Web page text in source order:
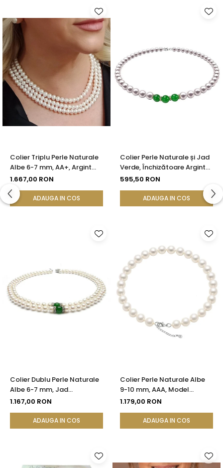
Colier Triplu Perle Naturale
Albe 6-7 mm, AA+, Argint
925 | KASKADDA®
1.667,00 RON
ADAUGA IN COS
Colier Perle Naturale și Jad
Verde, Închizătoare Argint
925 | KASKADDA®
595,50 RON
ADAUGA IN COS
Colier Dublu Perle Naturale
Albe 6-7 mm, Jad
Malaezian 8 mm, Argint 925|
1.167,00 RON
ADAUGA IN COS
Colier Perle Naturale Albe
9-10 mm, AAA, Model
Business, Argint 925|
1.179,00 RON
ADAUGA IN COS